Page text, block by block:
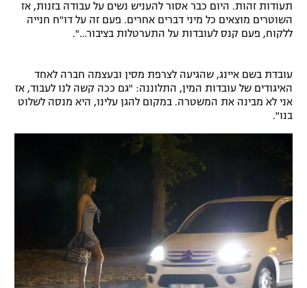
הצטרפות לחבילת הערוצים
תגיות
המגזין
תעודות זהות. היום כבר אסור להעניש נשים על עבודה בזנות, אז
השוטרים מוצאים כל מיני דברים אחרים. פעם זה על דו"ח חנייה
ללקוח, פעם קנס לעובדות על התערטלות בציבור…".
עובדת בשם איינג, שהגיעה לצרפת מסין ובעצמה חברה לאחד
האיגודים של עובדות המין, התלוננה: "גם ככה קשה לנו לעבוד, אז
אני לא מבינה את המשטרה. במקום להגן עלינו, היא מנסה לשלוט
בנו".